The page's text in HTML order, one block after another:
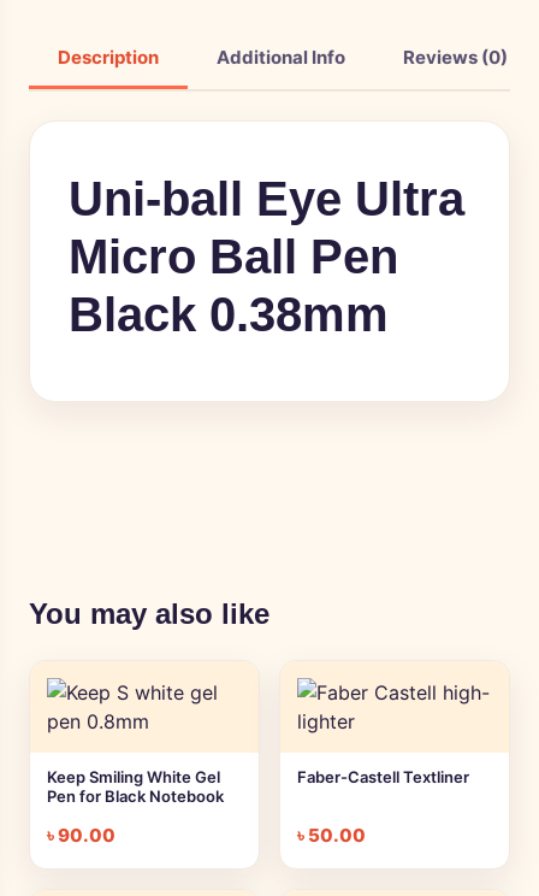
Description Additional Info Reviews (0)
Uni-ball Eye Ultra
Micro Ball Pen
Black 0.38mm
You may also like
Keep Smiling White Gel
Pen for Black Notebook
৳90.00
Faber-Castell Textliner
৳ 50.00